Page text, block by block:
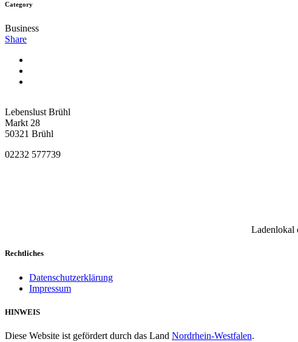
Category
Business
Share
Lebenslust Brühl
Markt 28
50321 Brühl
02232 577739
Ladenlokal
Rechtliches
Datenschutzerklärung
Impressum
HINWEIS
Diese Website ist gefördert durch das Land Nordrhein-Westfalen.